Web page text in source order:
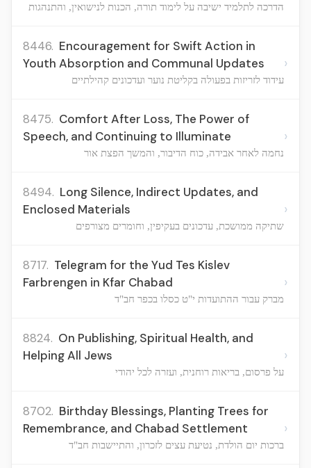
הדרכה לתלמיד ישיבה על לימוד תורה, הכנות לנישואין, והתנהגות
8446. Encouragement for Swift Action in
Youth Absorption and Communal Updates
עידוד לזריזות בפעולה בקליטת נוער ועדכונים קהילתיים
›
8475. Comfort After Loss, The Power of
Speech, and Continuing to Illuminate
נחמה לאחר אבידה, כוח הדיבור, והמשך הפצת אור
›
8494. Long Silence, Indirect Updates, and
Enclosed Materials
שתיקה ממושכת, עדכונים בעקיפין, וחומרים מצורפים
›
8717. Telegram for the Yud Tes Kislev
Farbrengen in Kfar Chabad
מברק עבור ההתועדות י"ט כסלו בכפר חב"ד
›
8824. On Publishing, Spiritual Health, and
Helping All Jews
על פרסום, בריאות רוחנית, ועזרה לכל יהודי
›
8702. Birthday Blessings, Planting Trees for
Remembrance, and Chabad Settlement
ברכות יום הולדת, נטיעת עצים לזכרון, והתיישבות חב"ד
›